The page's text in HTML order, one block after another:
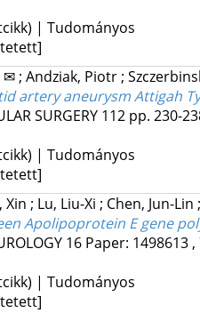
| Tudományos
✉; Andziak, Piotr;
artery aneurysm Attigah
SURGERY 112 pp. 230-
| Tudományos
Xin ; Lu, Liu-Xi ; Chen, Jun-Lin
Apolipoprotein E gene
16 Paper: 1498613
| Tudományos